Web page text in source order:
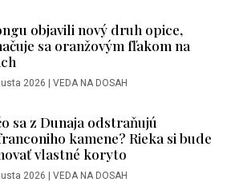
objavili nový druh opice,
sa oranžovým fľakom na
2026 | VEDA NA DOSAH
sa z Dunaja odstraňujú
kamene? Rieka si bude
vlastné koryto
2026 | VEDA NA DOSAH